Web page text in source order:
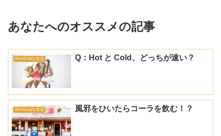
あなたへのオススメの記事
World Lifeな生活 Q：Hot と Cold、どっちが速い？
World Lifeな生活 風邪をひいたらコーラを飲む！？